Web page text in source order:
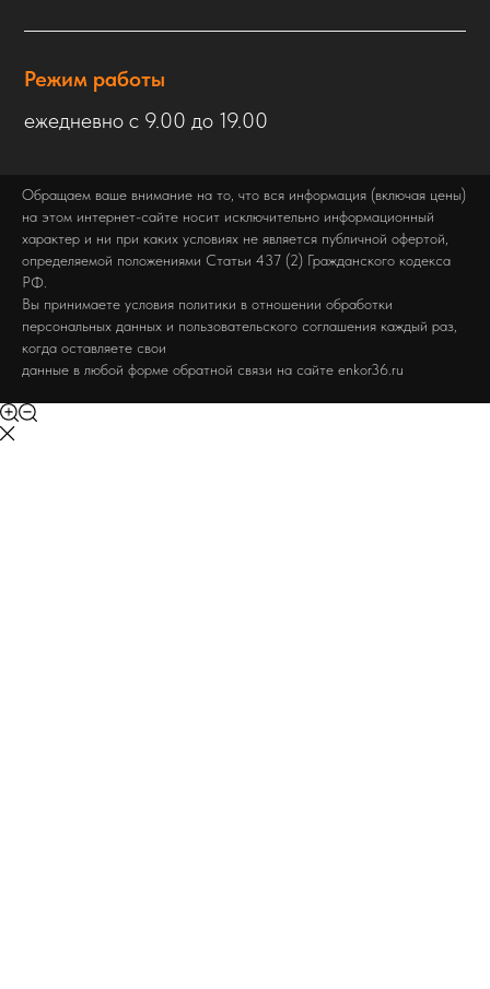
Режим работы
ежедневно с 9.00 до 19.00
Обращаем ваше внимание на то, что вся информация (включая цены)
на этом интернет-сайте носит исключительно информационный
характер и ни при каких условиях не является публичной офертой,
определяемой положениями Статьи 437 (2) Гражданского кодекса
РФ.
Вы принимаете условия политики в отношении обработки
персональных данных и пользовательского соглашения каждый раз,
когда оставляете свои
данные в любой форме обратной связи на сайте enkor36.ru